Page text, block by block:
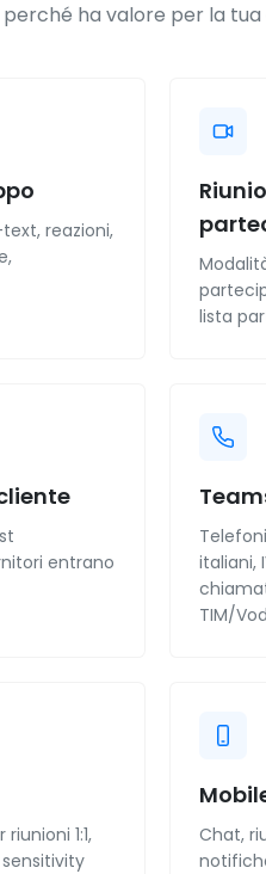
ha valore per la tua
reazioni,
lista
entrano
italiani,
TIM/
1:1,
Chat,